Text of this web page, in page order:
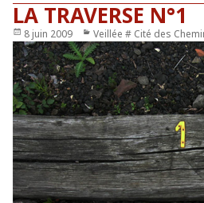
LA TRAVERSE N°1
Publié
le
8 juin 2009 Catégories
Veillée # Cité des